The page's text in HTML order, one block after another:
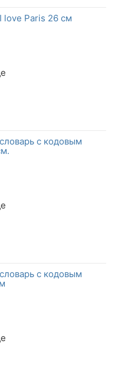
love Paris 26 см
с кодовым
с кодовым